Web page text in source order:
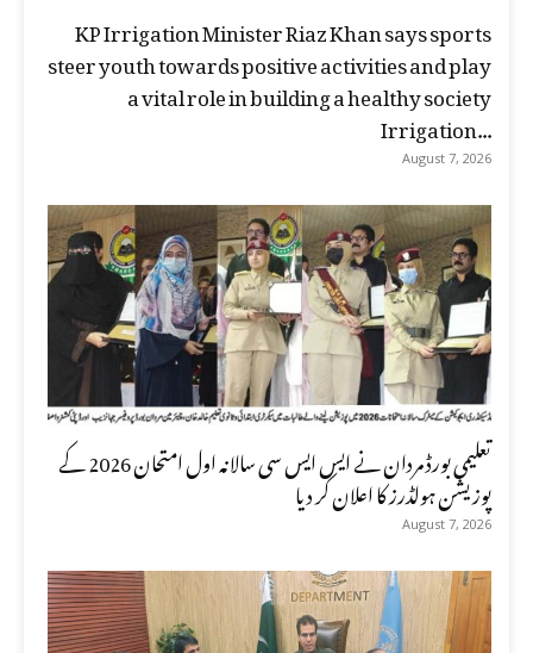
KP Irrigation Minister Riaz Khan says sports
steer youth towards positive activities and play
a vital role in building a healthy society
Irrigation...
August 7, 2026
تعلیمی بورڈ مردان نے ایس ایس سی سالانہ اول امتحان 2026 کے
پوزیشن ہولڈرز کا اعلان کر دیا
August 7, 2026